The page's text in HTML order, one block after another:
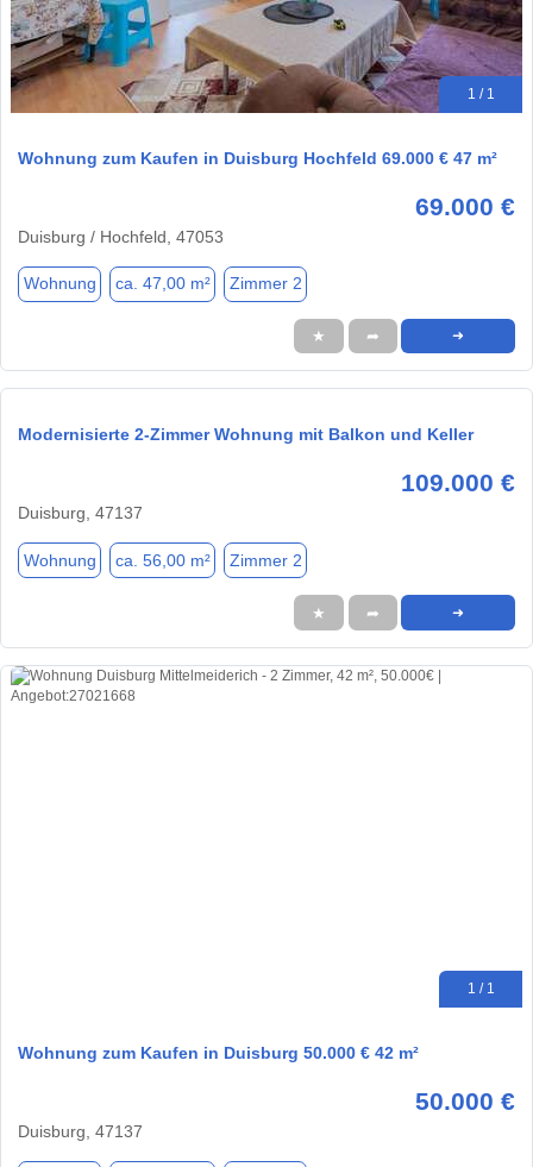
1 / 1
Wohnung zum Kaufen in Duisburg Hochfeld 69.000 € 47 m²
69.000 €
Duisburg / Hochfeld, 47053
Wohnung ca. 47,00 m² Zimmer 2
★ ➦ ➜
Modernisierte 2-Zimmer Wohnung mit Balkon und Keller
109.000 €
Duisburg, 47137
Wohnung ca. 56,00 m² Zimmer 2
★ ➦ ➜
1 / 1
Wohnung zum Kaufen in Duisburg 50.000 € 42 m²
50.000 €
Duisburg, 47137